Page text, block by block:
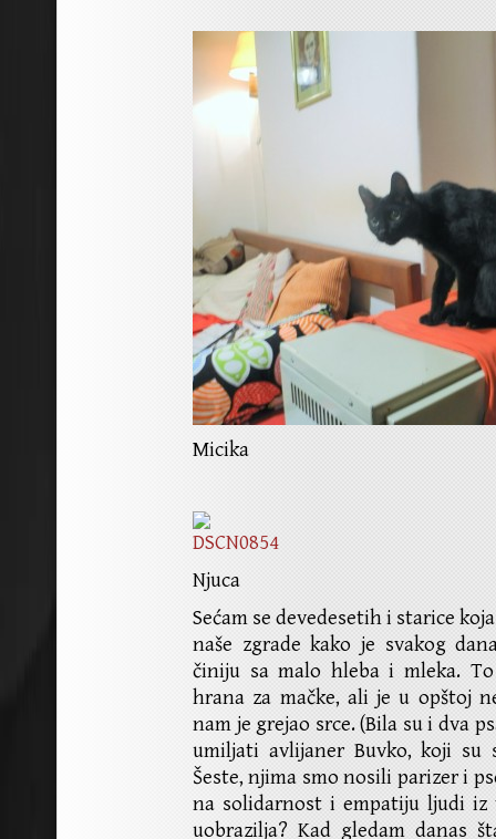
Micika
Njuca
Sećam se devedesetih i starice
naše zgrade kako je svakog
činiju sa malo hleba i mleka.
hrana za mačke, ali je u opštoj
nam je grejao srce. (Bila su i dva
umiljati avlijaner Buvko, koji su
Šeste, njima smo nosili parizer i
na solidarnost i empatiju ljudi
uobrazilja? Kad gledam danas